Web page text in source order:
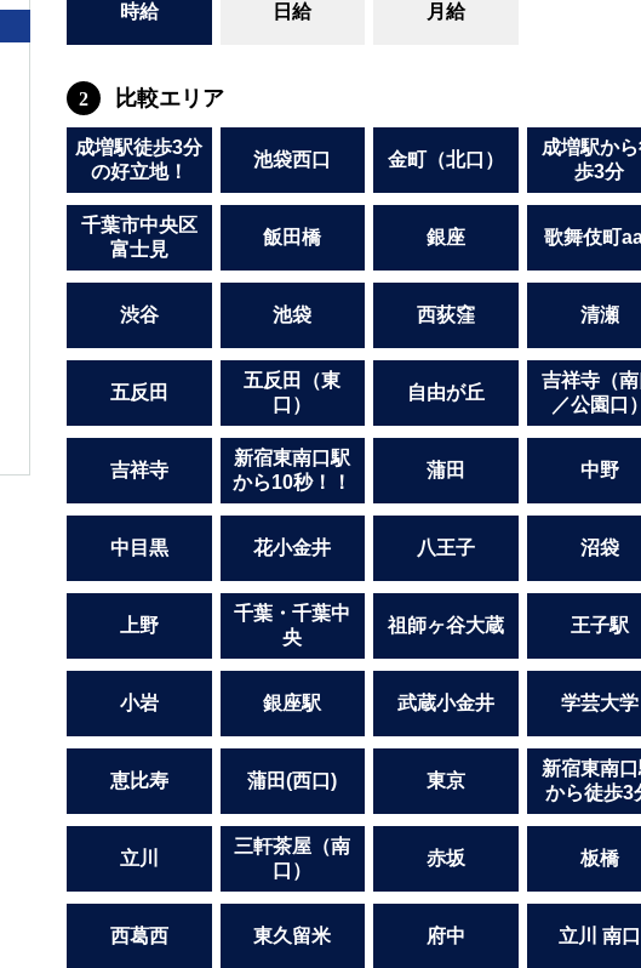
時給 日給 月給
2 比較エリア
成増駅徒歩3分
の好立地！
池袋西口 金町（北口）
成増駅か
歩3分
千葉市中央区
富士見
飯田橋 銀座 歌舞伎町
渋谷 池袋 西荻窪 清瀬
五反田
五反田（東
口）
自由が丘
吉祥寺（南
／公園口）
吉祥寺
新宿東南口駅
から10秒！！
蒲田 中野
中目黒 花小金井 八王子 沼袋
上野
千葉・千葉中
央
祖師ヶ谷大蔵 王子駅
小岩 銀座駅 武蔵小金井 学芸大学
恵比寿 蒲田(西口) 東京
新宿東南
から徒歩3
立川
三軒茶屋（南
口）
赤坂 板橋
西葛西 東久留米 府中 立川 南口
該当求人